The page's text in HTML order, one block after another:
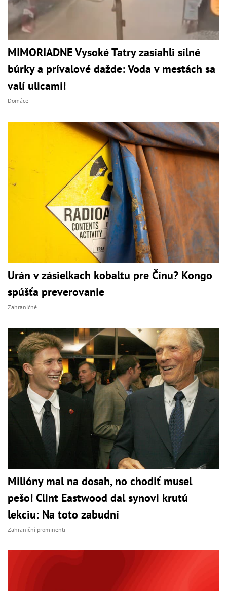
MIMORIADNE Vysoké Tatry zasiahli silné
búrky a prívalové dažde: Voda v mestách sa
valí ulicami!
Domáce
Urán v zásielkach kobaltu pre Čínu? Kongo
spúšťa preverovanie
Zahraničné
Milióny mal na dosah, no chodiť musel
pešo! Clint Eastwood dal synovi krutú
lekciu: Na toto zabudni
Zahraniční prominenti